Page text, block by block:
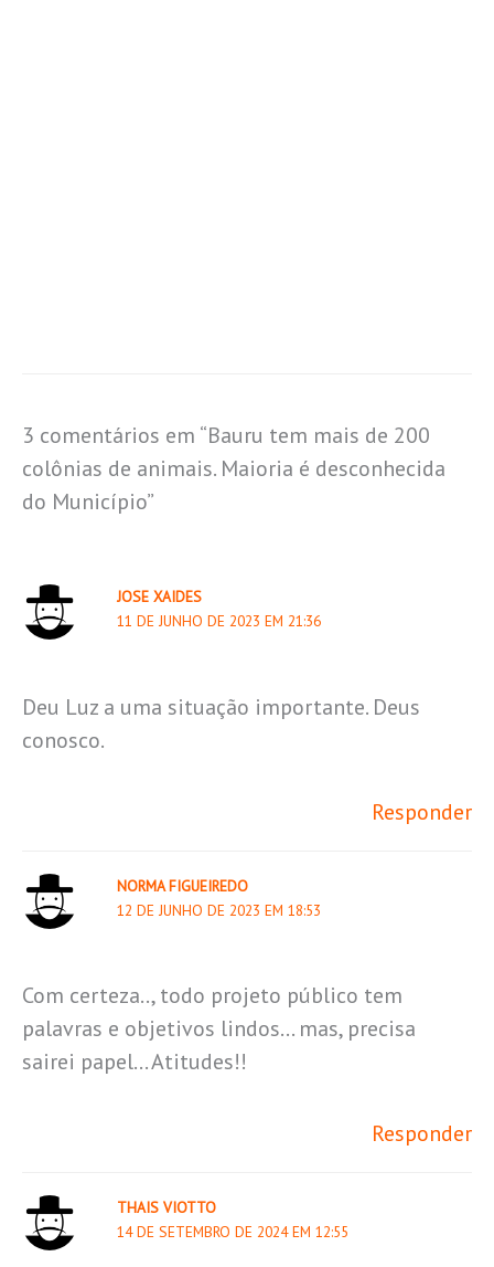
3 comentários em “Bauru tem mais de 200
colônias de animais. Maioria é desconhecida
do Município”
JOSE XAIDES
11 DE JUNHO DE 2023 EM 21:36
Deu Luz a uma situação importante. Deus
conosco.
Responder
NORMA FIGUEIREDO
12 DE JUNHO DE 2023 EM 18:53
Com certeza.., todo projeto público tem
palavras e objetivos lindos… mas, precisa
sairei papel… Atitudes!!
Responder
THAIS VIOTTO
14 DE SETEMBRO DE 2024 EM 12:55